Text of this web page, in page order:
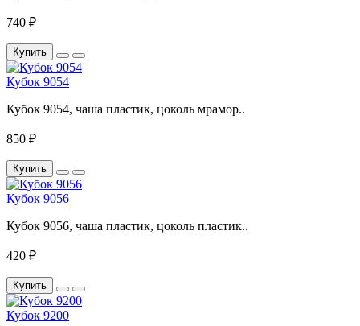
740 ₽
Купить
Кубок 9054
Кубок 9054, чаша пластик, цоколь мрамор..
850 ₽
Купить
Кубок 9056
Кубок 9056, чаша пластик, цоколь пластик..
420 ₽
Купить
Кубок 9200